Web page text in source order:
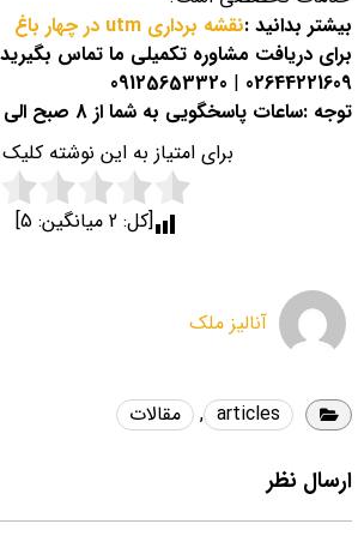
بیشتر بدانید :نقشه برداری utm در چهار باغ
برای دریافت مشاوره تکمیلی ما تماس
02644221609
|
09125653320
توجه :ساعات پاسخگویی به شما از 8 صبح الی 17 می باشد.
برای امتیاز به این نوشته
[کل:2 میانگین: 5
]
آنالیز ملک
articles
, مقالات
ارسال نظر